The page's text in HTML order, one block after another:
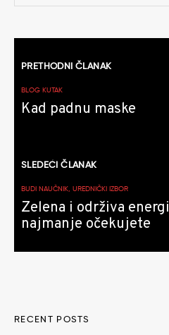
članaka
PRETHODNI ČLANAK
BLOG KUTAK
Kad padnu maske
SLEDEĆI ČLANAK
BUDI NAUČNIK, UREDNIČKI IZBOR
Zelena i održiva
najmanje očekujete
RECENT POSTS